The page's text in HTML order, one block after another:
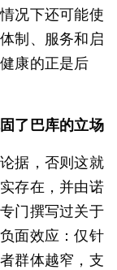
况下还可能使
制、服务和启
康的正是后
了巴库的立场
据，否则这就
存在，并由诺
门撰写过关于
面效应：仅针
群体越窄，支